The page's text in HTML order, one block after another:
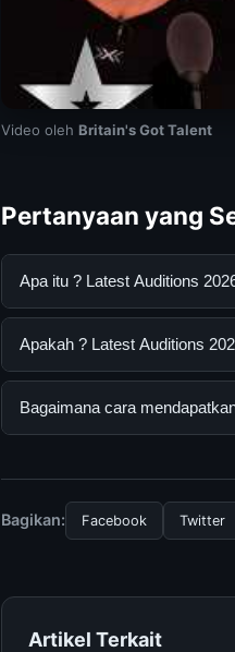
Video oleh Britain's Got Talent
Pertanyaan yang
Apa itu ? Latest Auditions
? Latest Auditions 2026 |
mengikuti panduan yang
Apakah ? Latest Auditions
Ya, ? Latest Auditions 2026
Bagaimana cara
Bagikan:
Facebook Twitter
Artikel Terkait